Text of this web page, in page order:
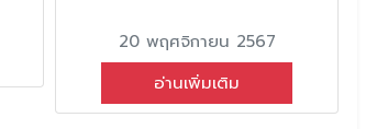
20 พฤศจิกายน 2567
อ่านเพิ่มเติม